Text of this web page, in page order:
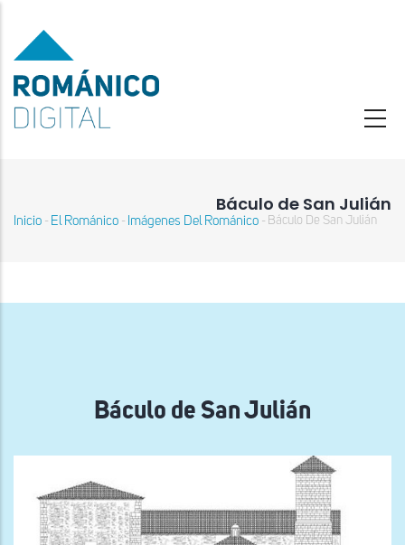
contenido
principal
Báculo de San Julián
Sobrescribir
navegación
Inicio - El Románico - Imágenes Del Románico - Báculo De San Julián
Báculo de San Julián